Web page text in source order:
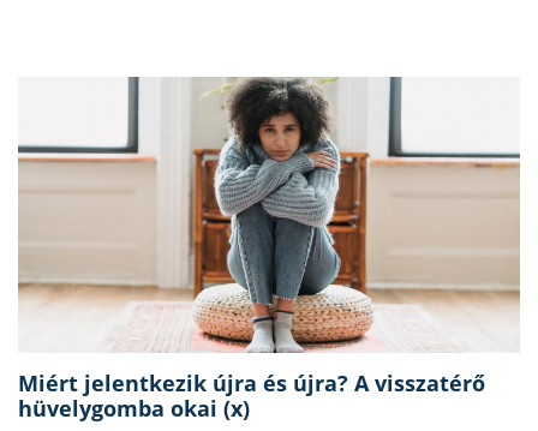
Miért jelentkezik újra és újra? A visszatérő
hüvelygomba okai (x)